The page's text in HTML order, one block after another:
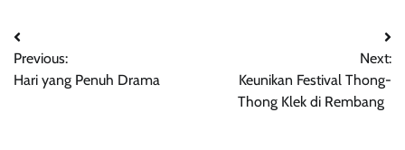
Post
navigation
Previous:
Hari yang Penuh Drama
Next:
Keunikan Festival Thong-
Thong Klek di Rembang